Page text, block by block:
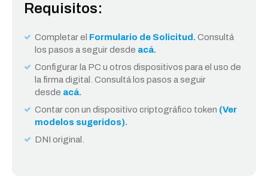
Requisitos:
Completar el Formulario de Solicitud. Consultá
los pasos a seguir desde acá.
Configurar la PC u otros dispositivos para el uso de
la firma digital. Consultá los pasos a seguir
desde acá.
Contar con un dispositivo criptográfico token (Ver
modelos sugeridos).
DNI original.